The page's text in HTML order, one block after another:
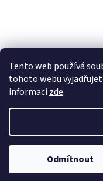
Tento web používá
tohoto webu
informacízde.
Odmítnout
Copyright 2026